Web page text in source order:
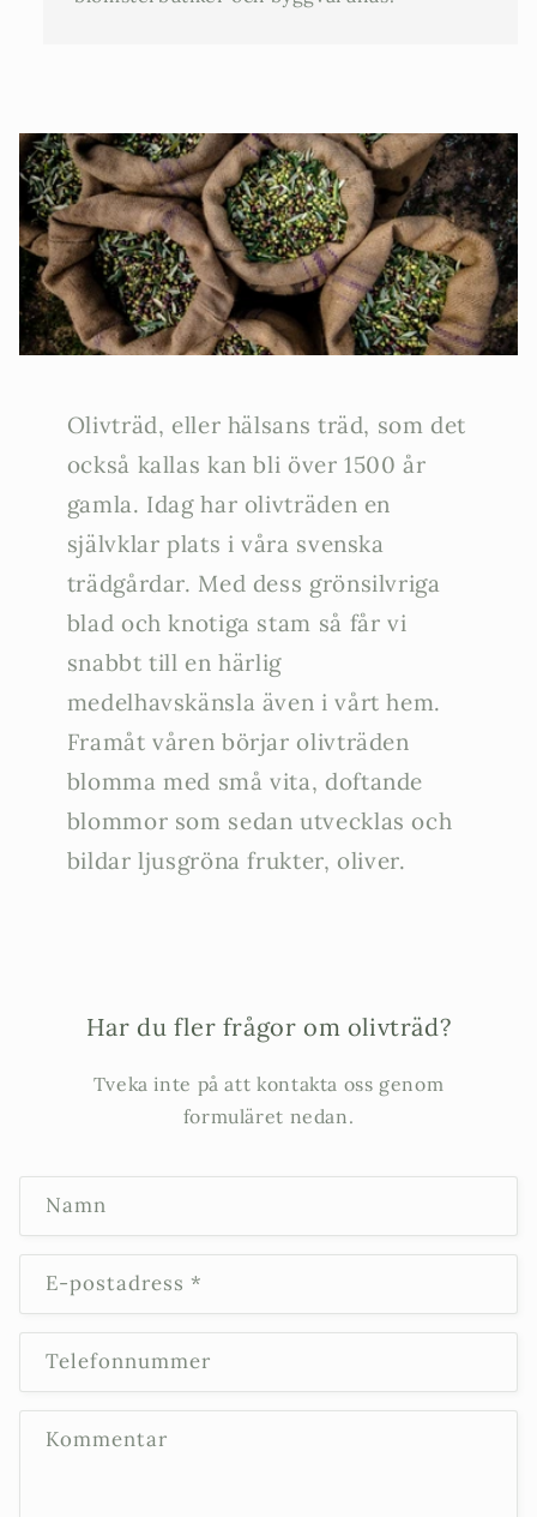
Olivträd, eller hälsans träd, som det
också kallas kan bli över 1500 år
gamla. Idag har olivträden en
självklar plats i våra svenska
trädgårdar. Med dess grönsilvriga
blad och knotiga stam så får vi
snabbt till en härlig
medelhavskänsla även i vårt hem.
Framåt våren börjar olivträden
blomma med små vita, doftande
blommor som sedan utvecklas och
bildar ljusgröna frukter, oliver.
Har du fler frågor om olivträd?
Tveka inte på att kontakta oss genom
formuläret nedan.
n
a
f
Namn
E-postadress *
Telefonnummer
Kommentar